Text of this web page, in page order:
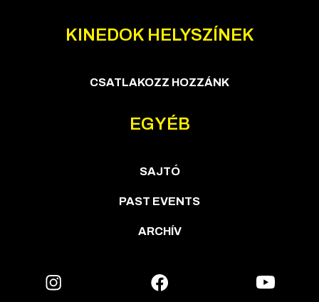
KINEDOK HELYSZÍNEK
CSATLAKOZZ HOZZÁNK
EGYÉB
SAJTÓ
PAST EVENTS
ARCHÍV